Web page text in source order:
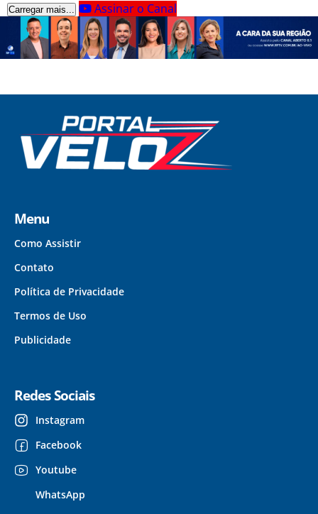
Carregar mais... Assinar o Canal
Menu
Como Assistir
Contato
Política de Privacidade
Termos de Uso
Publicidade
Redes Sociais
Instagram
Facebook
Youtube
WhatsApp